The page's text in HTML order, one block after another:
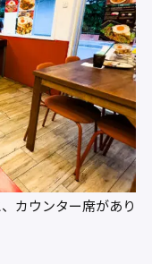
カウンター席があり